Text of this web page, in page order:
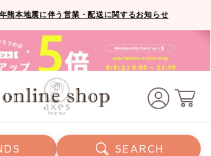
熊本地震に伴う営業・配送に関するお知らせ
SEARCH